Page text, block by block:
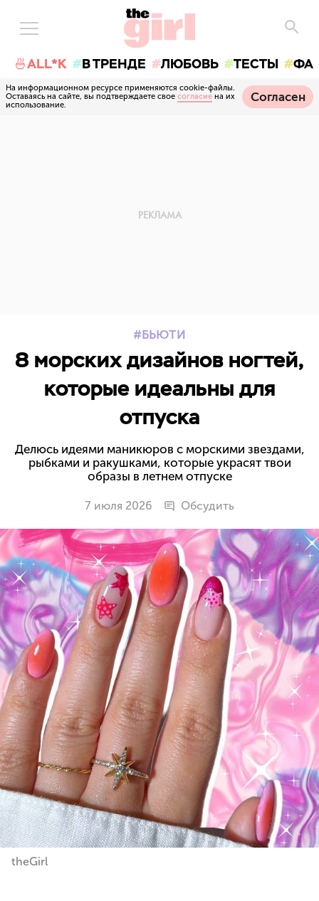
🍜ALL*K В ТРЕНДЕ ЛЮБОВЬ ТЕСТЫ
На информационном ресурсе применяются cookie-файлы.
Оставаясь на сайте, вы подтверждаете свое согласие на их
использование.
Согласен
БЬЮТИ
8 морских дизайнов ногтей,
которые идеальны для
отпуска
Делюсь идеями маникюров с морскими звездами,
рыбками и ракушками, которые украсят твои
образы в летнем отпуске
7 июля 2026 Обсудить
theGirl